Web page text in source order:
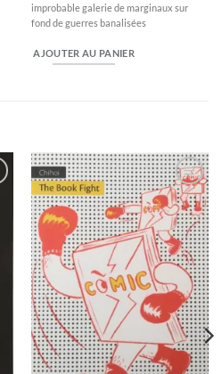
improbable galerie de marginaux sur
fond de guerres banalisées
AJOUTER AU PANIER
Ajouter
à la
wishlist